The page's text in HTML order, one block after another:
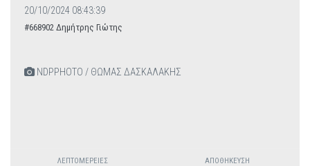
20/10/2024 08:43:39
#668902 Δημήτρης Γιώτης
NDPPHOTO / ΘΩΜΑΣ ΔΑΣΚΑΛΑΚΗΣ
ΛΕΠΤΟΜΈΡΕΙΕΣ ΑΠΟΘΉΚΕΥΣΗ